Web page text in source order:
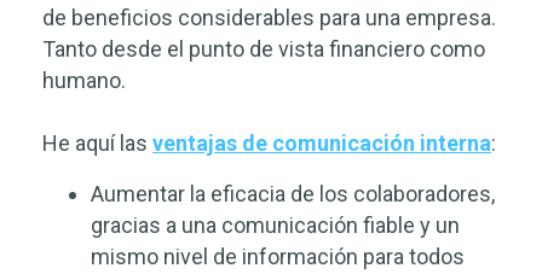
de beneficios considerables para una empresa.
Tanto desde el punto de vista financiero como
humano.
He aquí las ventajas de comunicación interna:
Aumentar la eficacia de los colaboradores,
gracias a una comunicación fiable y un
mismo nivel de información para todos